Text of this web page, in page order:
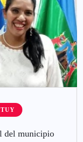
del municipio